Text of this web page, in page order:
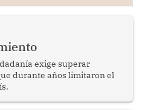
exige superar
durante años limitaron el